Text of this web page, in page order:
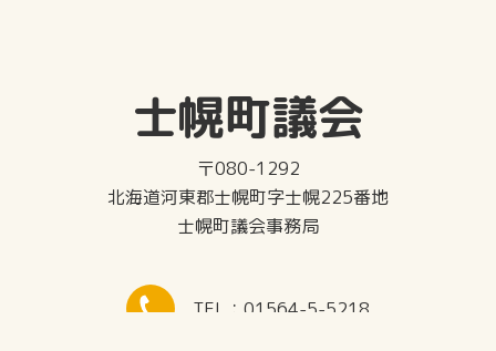
士幌町議会
〒080-1292
北海道河東郡士幌町字士幌225番地
士幌町議会事務局
TEL：01564-5-5218